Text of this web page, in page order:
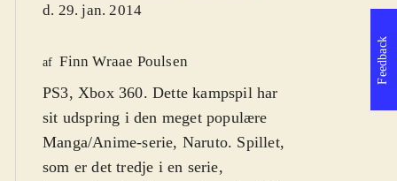
d. 29. jan. 2014
af Finn Wraae Poulsen
PS3, Xbox 360. Dette kampspil har
sit udspring i den meget populære
Manga/Anime-serie, Naruto. Spillet,
som er det tredje i en serie,
Feedback